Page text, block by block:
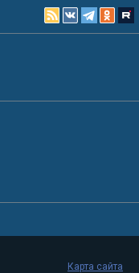
Карта сайта